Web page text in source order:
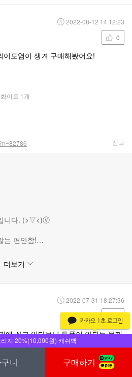
지 20%(10,000원) 캐쉬백
니 구매하기
2022-08-12 14:12:23
0
도염이 생겨 구매해봤어요!
이트 1개
신고
니다. (>▽<)ⓥ
는 편안함!
(o^^) o
어폰은
한 목소리만을 전달하여
합니다~! (*♥ o ♥*) b
용하여 제작되어
이 찾아와 주실 거죠?! (*♥ o ♥*) b
더보기
2022-07-31 18:27:36
에 꼽고 있다보니 통풍이 안되는 문제
매하고자 하였고 앱스토리몰이 제일
습니다 ㅎ